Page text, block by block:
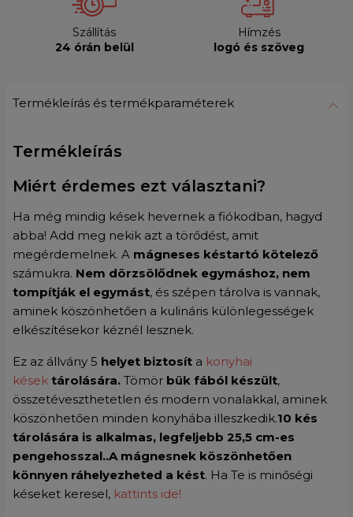
Szállítás
24 órán belül
Hímzés
logó és szöveg
Termékleírás és termékparaméterek
Termékleírás
Miért érdemes ezt választani?
Ha még mindig kések hevernek a fiókodban, hagyd
abba! Add meg nekik azt a törődést, amit
megérdemelnek. A mágneses késtartó kötelező
számukra. Nem dörzsölődnek egymáshoz, nem
tompítják el egymást, és szépen tárolva is vannak,
aminek köszönhetően a kulináris különlegességek
elkészítésekor kéznél lesznek.
Ez az állvány 5 helyet biztosít a konyhai
kések tárolására. Tömör bük fából készült,
összetéveszthetetlen és modern vonalakkal, aminek
köszönhetően minden konyhába illeszkedik.10 kés
tárolására is alkalmas, legfeljebb 25,5 cm-es
pengehosszal..A mágnesnek köszönhetően
könnyen ráhelyezheted a kést. Ha Te is minőségi
késeket keresel, kattints ide!